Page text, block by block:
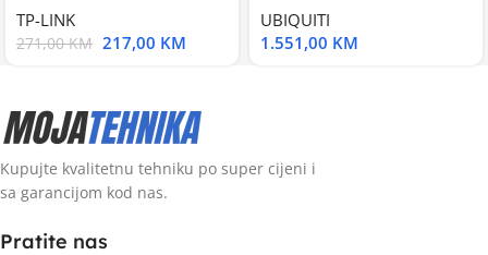
TP-LINK
271,00KM 217,00 KM
UBIQUITI
1.551,00 KM
Kupujte kvalitetnu tehniku po super cijeni i
sa garancijom kod nas.
Pratite nas